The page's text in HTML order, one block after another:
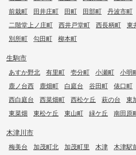
前栽町
田井庄町 田町 田部町 丹波市町
二階堂上ノ庄町
西井戸堂町 西長柄町 東
別所町
勾田町 柳本町
生駒市
あすか野北 有里町 壱分町 小瀬町 小明
鹿ノ台西
鹿畑町 白庭台 谷田町 俵口町
西白庭台
西菜畑町 西松ケ丘 萩の台 東
東菜畑
東松ケ丘 東山町 緑ケ丘 南田原
木津川市
梅美台 加茂町北 加茂町里 木津 木津駅